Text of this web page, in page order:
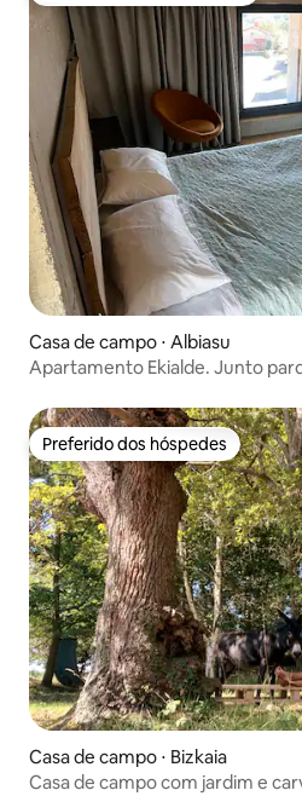
Casa de campo ⋅ Albiasu
Apartamento Ekialde. Junto
Preferido dos hóspedes
Preferido dos hóspedes
Casa de campo ⋅ Bizkaia
Casa de campo com jardim e